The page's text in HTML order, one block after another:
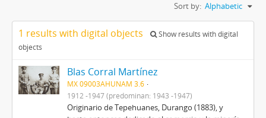
Sort by: Alphabetic
1 results with digital objects
Show results with digital
objects
Blas Corral Martínez
MX 09003AHUNAM 3.6
1912 -1947 (predominan: 1943 -1947)
Originario de Tepehuanes, Durango (1883), y